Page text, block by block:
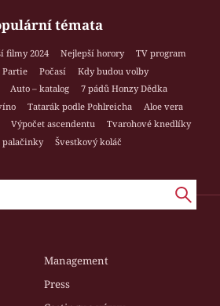
témata
filmy 2024 Nejlepší horory
TV program
Partie Počasí
Kdy budou volby
Auto – katalog
7 pádů Honzy Dědka
Tatarák podle Pohlreicha
Aloe vera
Výpočet ascendentu
Tvarohové knedlíky
palačinky
Švestkový koláč
Management
Press